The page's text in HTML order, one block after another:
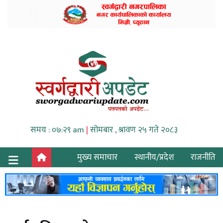
समय : ०७:२९ am |सोमबार , श्रावण २५ गते २०८३
मुख्य समाचार
स्थानीय/प्रदेश राजनीति